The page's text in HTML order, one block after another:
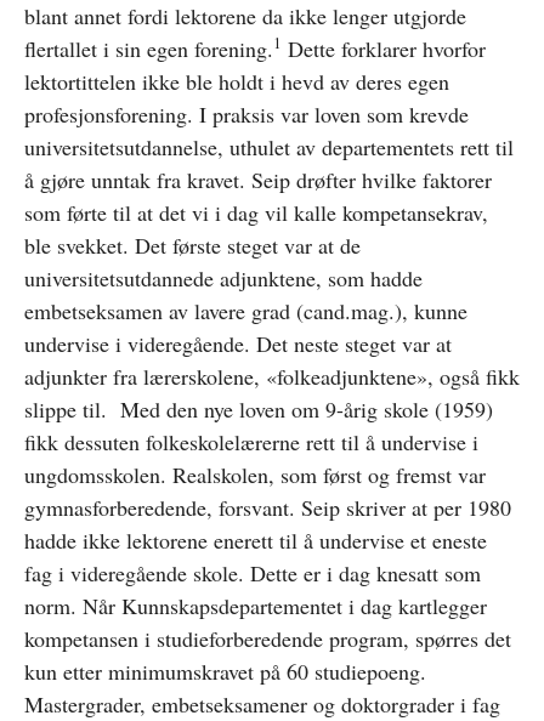
blant annet fordi lektorene da ikke lenger utgjorde
flertallet i sin egen forening.1 Dette forklarer hvorfor
lektortittelen ikke ble holdt i hevd av deres egen
profesjonsforening. I praksis var loven som krevde
universitetsutdannelse, uthulet av departementets rett til
å gjøre unntak fra kravet. Seip drøfter hvilke faktorer
som førte til at det vi i dag vil kalle kompetansekrav,
ble svekket. Det første steget var at de
universitetsutdannede adjunktene, som hadde
embetseksamen av lavere grad (cand.mag.), kunne
undervise i videregående. Det neste steget var at
adjunkter fra lærerskolene, «folkeadjunktene», også fikk
slippe til. Med den nye loven om 9-årig skole (1959)
fikk dessuten folkeskolelærerne rett til å undervise i
ungdomsskolen. Realskolen, som først og fremst var
gymnasforberedende, forsvant. Seip skriver at per 1980
hadde ikke lektorene enerett til å undervise et eneste
fag i videregående skole. Dette er i dag knesatt som
norm. Når Kunnskapsdepartementet i dag kartlegger
kompetansen i studieforberedende program, spørres det
kun etter minimumskravet på 60 studiepoeng.
Mastergrader, embetseksamener og doktorgrader i fag